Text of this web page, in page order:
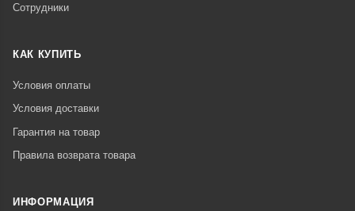
Сотрудники
КАК КУПИТЬ
Условия оплаты
Условия доставки
Гарантия на товар
Правила возврата товара
ИНФОРМАЦИЯ